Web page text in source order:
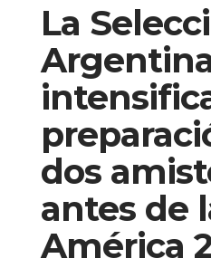
La
dos
antes de
América